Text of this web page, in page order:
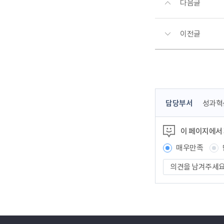
다음글
이전글
콘
츠
정
보
책
임
자
담당부서 성과
이 페이지에
매우만족
견
을
주